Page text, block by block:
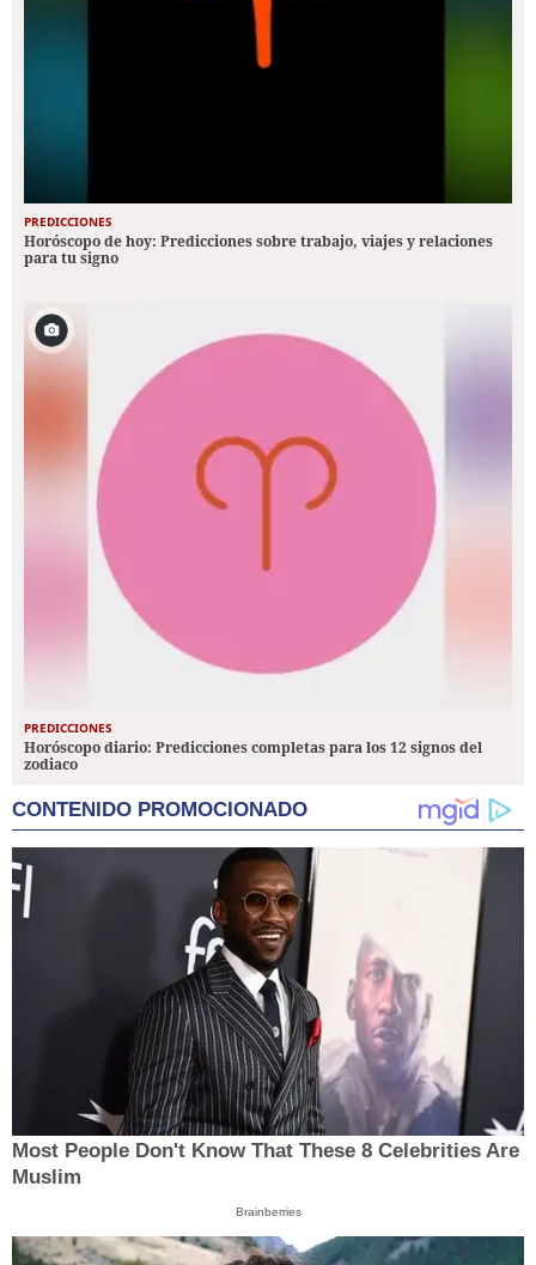
PREDICCIONES
Horóscopo de hoy: Predicciones sobre trabajo, viajes y relaciones
para tu signo
PREDICCIONES
Horóscopo diario: Predicciones completas para los 12 signos del
zodiaco
CONTENIDO PROMOCIONADO
Most People Don't Know That These 8 Celebrities Are
Muslim
Brainberries